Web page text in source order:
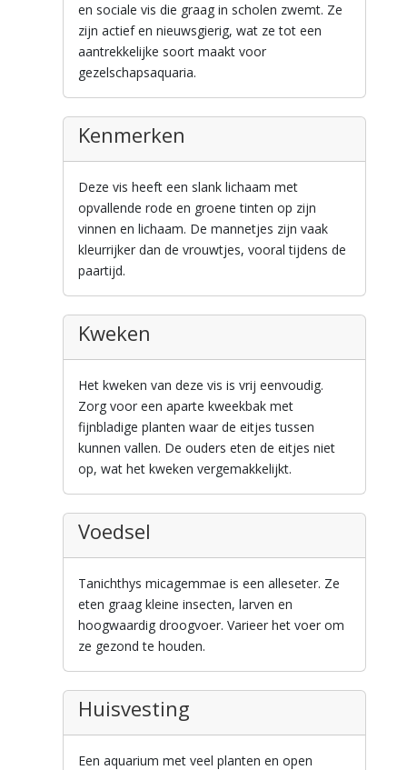
en sociale vis die graag in scholen zwemt. Ze
zijn actief en nieuwsgierig, wat ze tot een
aantrekkelijke soort maakt voor
gezelschapsaquaria.
Kenmerken
Deze vis heeft een slank lichaam met
opvallende rode en groene tinten op zijn
vinnen en lichaam. De mannetjes zijn vaak
kleurrijker dan de vrouwtjes, vooral tijdens de
paartijd.
Kweken
Het kweken van deze vis is vrij eenvoudig.
Zorg voor een aparte kweekbak met
fijnbladige planten waar de eitjes tussen
kunnen vallen. De ouders eten de eitjes niet
op, wat het kweken vergemakkelijkt.
Voedsel
Tanichthys micagemmae is een alleseter. Ze
eten graag kleine insecten, larven en
hoogwaardig droogvoer. Varieer het voer om
ze gezond te houden.
Huisvesting
Een aquarium met veel planten en open